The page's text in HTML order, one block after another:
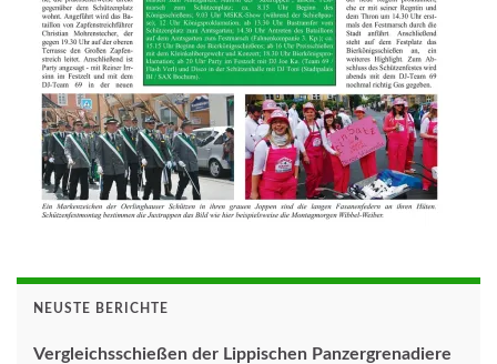
NEUSTE BERICHTE
Vergleichsschießen der Lippischen Panzergrenadiere